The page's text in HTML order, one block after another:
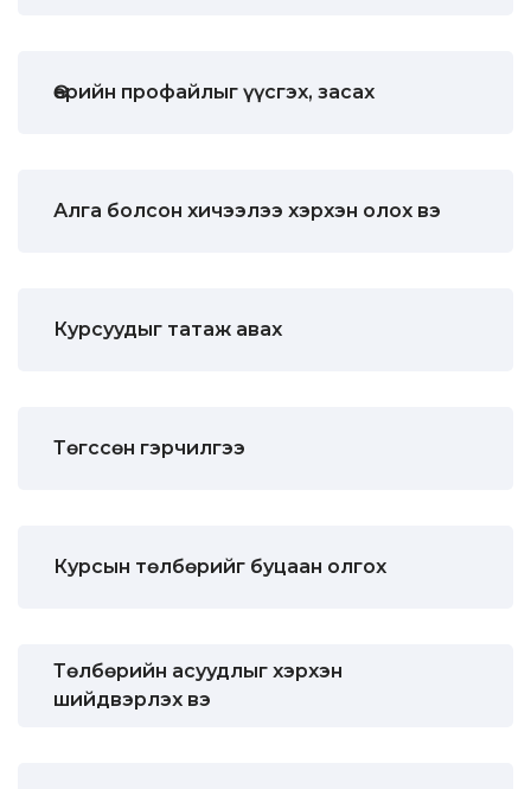
Өөрийн профайлыг үүсгэх, засах
Алга болсон хичээлээ хэрхэн олох вэ
Курсуудыг татаж авах
Төгссөн гэрчилгээ
Курсын төлбөрийг буцаан олгох
Төлбөрийн асуудлыг хэрхэн
шийдвэрлэх вэ